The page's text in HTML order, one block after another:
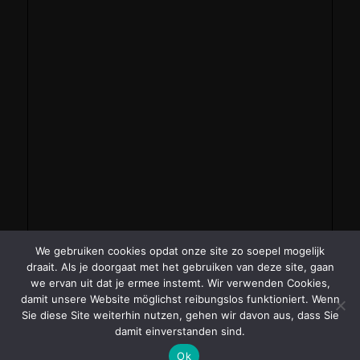
We gebruiken cookies opdat onze site zo soepel mogelijk
draait. Als je doorgaat met het gebruiken van deze site, gaan
we ervan uit dat je ermee instemt. Wir verwenden Cookies,
damit unsere Website möglichst reibungslos funktioniert. Wenn
Sie diese Site weiterhin nutzen, gehen wir davon aus, dass Sie
damit einverstanden sind.
Ok